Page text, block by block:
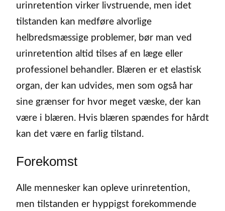
urinretention virker livstruende, men idet
tilstanden kan medføre alvorlige
helbredsmæssige problemer, bør man ved
urinretention altid tilses af en læge eller
professionel behandler. Blæren er et elastisk
organ, der kan udvides, men som også har
sine grænser for hvor meget væske, der kan
være i blæren. Hvis blæren spændes for hårdt
kan det være en farlig tilstand.
Forekomst
Alle mennesker kan opleve urinretention,
men tilstanden er hyppigst forekommende